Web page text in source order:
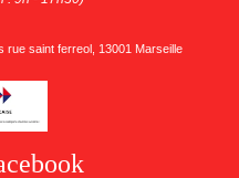
rue saint ferreol, 13001 Marseille